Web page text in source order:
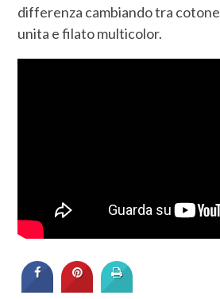
differenza cambiando tra
unita e filato multicolor.